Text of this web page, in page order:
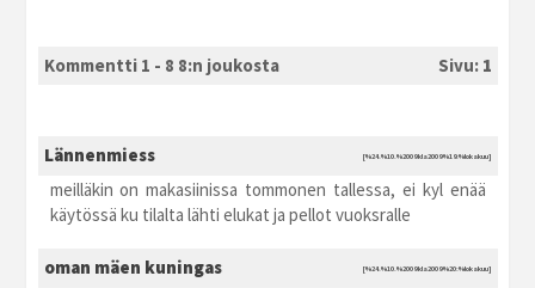
Kommentti 1 - 8 8:n joukosta Sivu: 1
Lännenmiess [%24.%10.%2009 kla2009 %19:%lokakuu]
meilläkin on makasiinissa tommonen tallessa, ei kyl enää
käytössä ku tilalta lähti elukat ja pellot vuoksralle
oman mäen kuningas [%24.%10.%2009 kla2009 %20:%lokakuu]